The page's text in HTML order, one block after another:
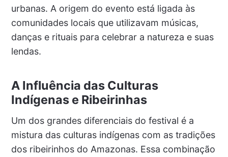
urbanas. A origem do evento está ligada às
comunidades locais que utilizavam músicas,
danças e rituais para celebrar a natureza e suas
lendas.
A Influência das Culturas
Indígenas e Ribeirinhas
Um dos grandes diferenciais do festival é a
mistura das culturas indígenas com as tradições
dos ribeirinhos do Amazonas. Essa combinação